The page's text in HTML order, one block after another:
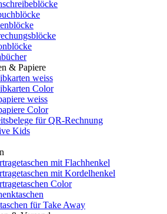
& Papiere
weiss
Color
weiss
Color
für QR-Rechnung
Kids
mit Flachhenkel
mit Kordelhenkel
Color
für Take Away